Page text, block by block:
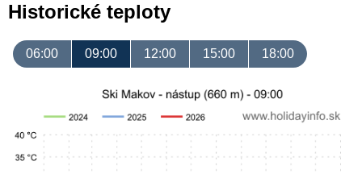
Historické teploty
06:00 09:00 12:00 15:00 18:00